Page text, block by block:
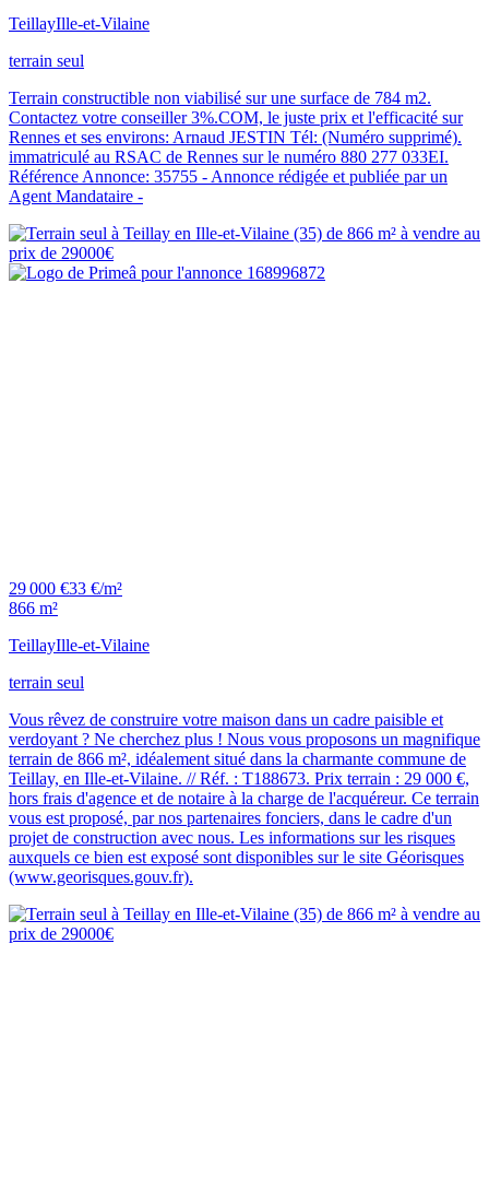
TeillayIlle-et-Vilaine
terrain seul
Terrain constructible non viabilisé sur une surface de 784 m2.
Contactez votre conseiller 3%.COM, le juste prix et l'efficacité sur
Rennes et ses environs: Arnaud JESTIN Tél: (Numéro supprimé).
immatriculé au RSAC de Rennes sur le numéro 880 277 033EI.
Référence Annonce: 35755 - Annonce rédigée et publiée par un
Agent Mandataire -
29 000 €33 €/m²
866 m²
TeillayIlle-et-Vilaine
terrain seul
Vous rêvez de construire votre maison dans un cadre paisible et
verdoyant ? Ne cherchez plus ! Nous vous proposons un magnifique
terrain de 866 m², idéalement situé dans la charmante commune de
Teillay, en Ille-et-Vilaine. // Réf. : T188673. Prix terrain : 29 000 €,
hors frais d'agence et de notaire à la charge de l'acquéreur. Ce terrain
vous est proposé, par nos partenaires fonciers, dans le cadre d'un
projet de construction avec nous. Les informations sur les risques
auxquels ce bien est exposé sont disponibles sur le site Géorisques
(www.georisques.gouv.fr).